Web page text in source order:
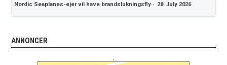
Nordic Seaplanes-ejer vil have brandslukningsfly · 28. July 2026
ANNONCER